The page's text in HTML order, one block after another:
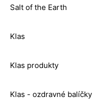
Salt of the Earth
Klas
Klas produkty
Klas - ozdravné balíčky